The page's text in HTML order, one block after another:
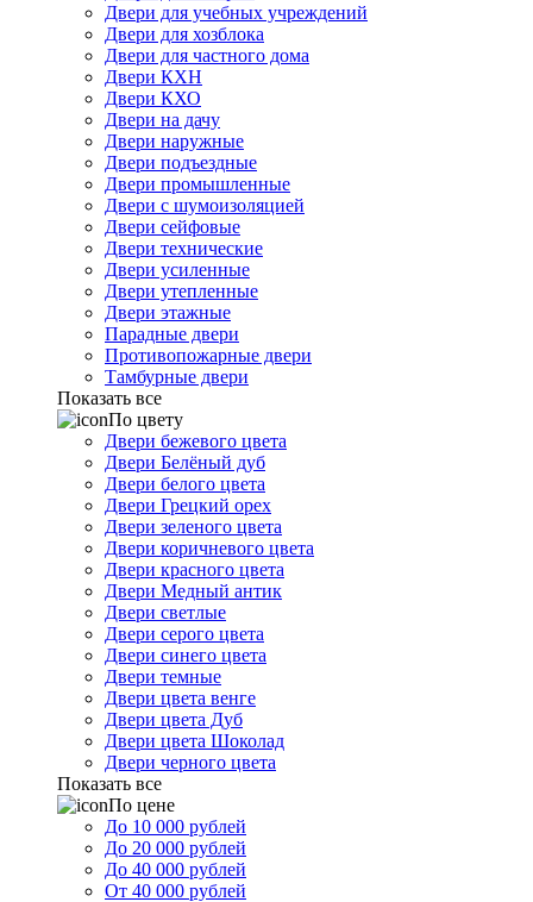
Двери для учебных учреждений
Двери для хозблока
Двери для частного дома
Двери КХН
Двери КХО
Двери на дачу
Двери наружные
Двери подъездные
Двери промышленные
Двери с шумоизоляцией
Двери сейфовые
Двери технические
Двери усиленные
Двери утепленные
Двери этажные
Парадные двери
Противопожарные двери
Тамбурные двери
Показать все
По цвету
Двери бежевого цвета
Двери Белёный дуб
Двери белого цвета
Двери Грецкий орех
Двери зеленого цвета
Двери коричневого цвета
Двери красного цвета
Двери Медный антик
Двери светлые
Двери серого цвета
Двери синего цвета
Двери темные
Двери цвета венге
Двери цвета Дуб
Двери цвета Шоколад
Двери черного цвета
Показать все
По цене
До 10 000 рублей
До 20 000 рублей
До 40 000 рублей
От 40 000 рублей